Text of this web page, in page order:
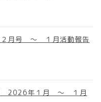
２月号 ～ １月活動報告
2026年１月 ～ １月